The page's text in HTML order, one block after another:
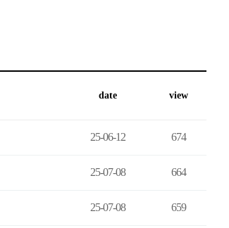
date view
25-06-12 674
25-07-08 664
25-07-08 659